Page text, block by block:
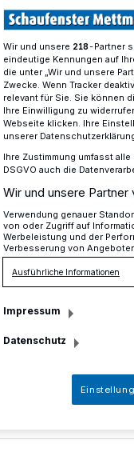
Bartsch aus Mettmann
hat aus
damit
gewonnen.
Wir und unsere 218-Partner
eindeutige Kennungen auf
die unter „Wir und unsere
Zwecke. Wenn Tracker
relevant für Sie. Sie können
Ihre Einwilligung zu
Webseite klicken. Ihre
unserer
Ihre Zustimmung umfasst
DSGVO auch die
Wir und unsere
Verwendung genauer
von oder Zugriff auf
Werbeleistung und der
Verbesserung von
Ausführliche Informationen
Impressum
Datenschutz